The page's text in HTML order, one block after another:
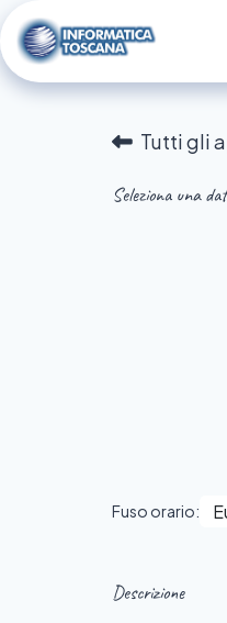
Tutti gli
Seleziona una
Fuso orario:
Descrizione